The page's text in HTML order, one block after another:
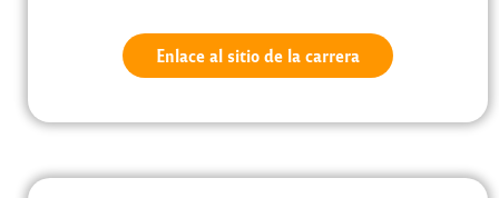
Enlace al sitio de la carrera